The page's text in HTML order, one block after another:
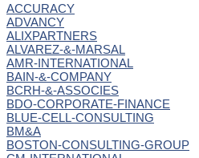
ACCURACY
ADVANCY
ALIXPARTNERS
ALVAREZ-&-MARSAL
AMR-INTERNATIONAL
BAIN-&-COMPANY
BCRH-&-ASSOCIES
BDO-CORPORATE-FINANCE
BLUE-CELL-CONSULTING
BM&A
BOSTON-CONSULTING-GROUP